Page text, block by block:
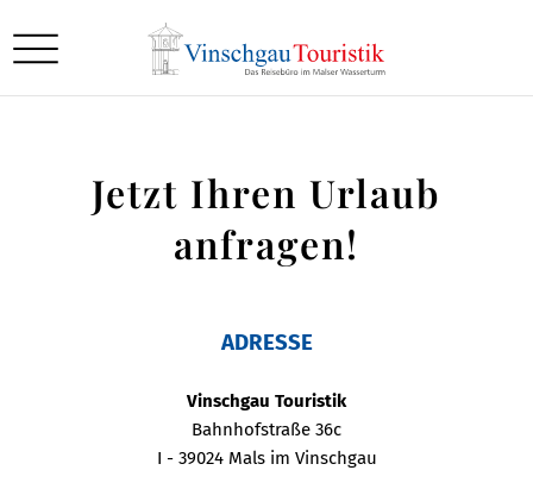
Jetzt Ihren Urlaub
anfragen!
ADRESSE
Vinschgau Touristik
Bahnhofstraße 36c
I - 39024 Mals im Vinschgau